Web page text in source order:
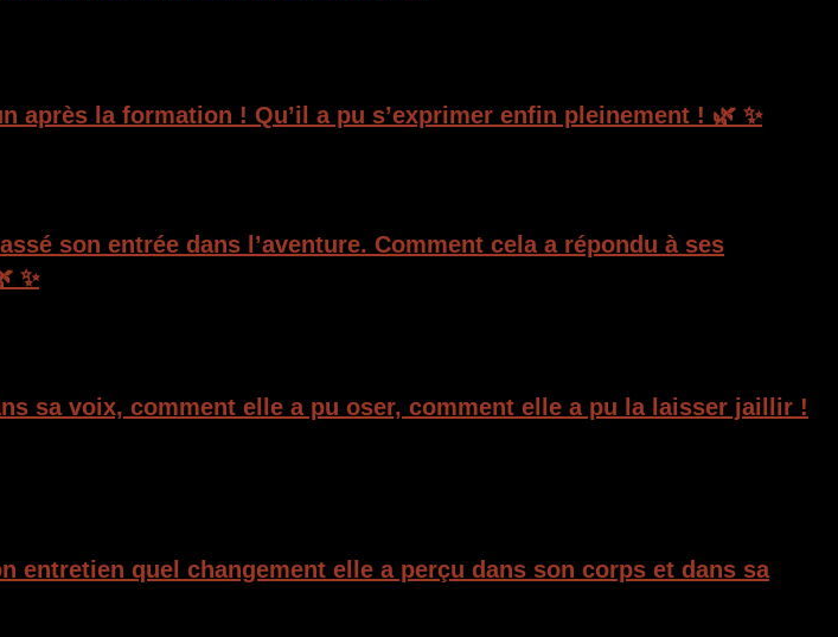
après la formation ! Qu’il a pu s’exprimer enfin pleinement ! 🌿 ✨
son entrée dans l’aventure. Comment cela a répondu à ses
✨
sa voix, comment elle a pu oser, comment elle a pu la laisser jaillir !
entretien quel changement elle a perçu dans son corps et dans sa